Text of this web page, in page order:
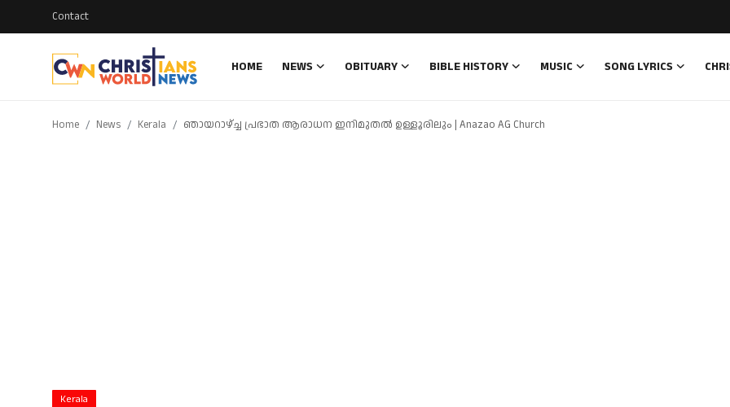
Contact
HOME NEWS OBITUARY BIBLE HISTORY MUSIC SONG LYRICS
Login
Register
Home News Kerala ഞായറാഴ്ച്ച പ്രഭാത ആരാധന ഇനിമുതൽ ഉള്ളൂരിലും | Anazao AG Church
Kerala